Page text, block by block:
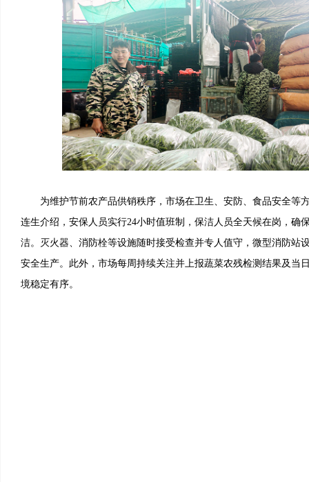
为维护节前农产品供销秩序，市场在卫生、安防、食品安全等
连生介绍，安保人员实行24小时值班制，保洁人员全天候在岗，确
洁。灭火器、消防栓等设施随时接受检查并专人值守，微型消防站
安全生产。此外，市场每周持续关注并上报蔬菜农残检测结果及当
境稳定有序。